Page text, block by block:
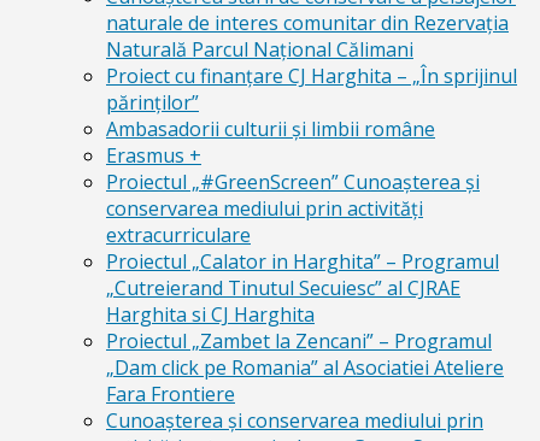
naturale de interes comunitar din Rezervaţia
Naturală Parcul Naţional Călimani
Proiect cu finanţare CJ Harghita – „În sprijinul
părinţilor”
Ambasadorii culturii și limbii române
Erasmus +
Proiectul „#GreenScreen” Cunoașterea şi
conservarea mediului prin activităţi
extracurriculare
Proiectul „Calator in Harghita” – Programul
„Cutreierand Tinutul Secuiesc” al CJRAE
Harghita si CJ Harghita
Proiectul „Zambet la Zencani” – Programul
„Dam click pe Romania” al Asociatiei Ateliere
Fara Frontiere
Cunoașterea și conservarea mediului prin